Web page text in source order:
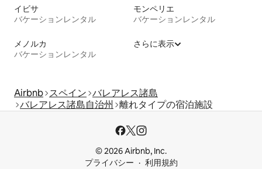
イビサ
バケーションレンタル
モンペリエ
バケーションレンタル
メノルカ
バケーションレンタル
さらに表示
Airbnb スペイン バレアレス諸島
バレアレス諸島自治州
離れタイプの宿泊施設
© 2026 Airbnb, Inc.
プライバシー
利用規約